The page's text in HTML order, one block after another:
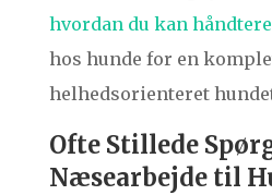
hvordan du kan
hos hunde for en
helhedsorienteret
Ofte Stillede
Næsearbejde til